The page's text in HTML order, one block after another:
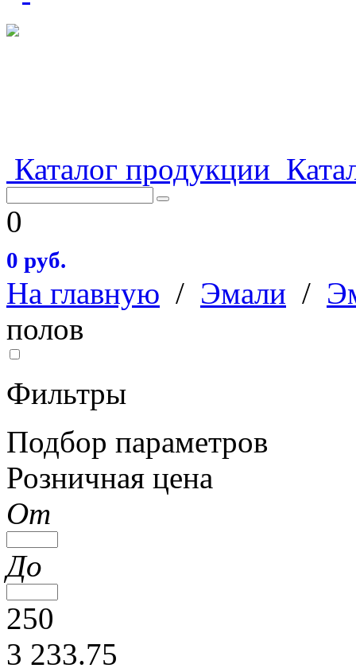
Каталог продукции
0
0 руб.
На главную / Эмали /
полов
Фильтры
Подбор параметров
Розничная цена
От
До
250
3 233.75